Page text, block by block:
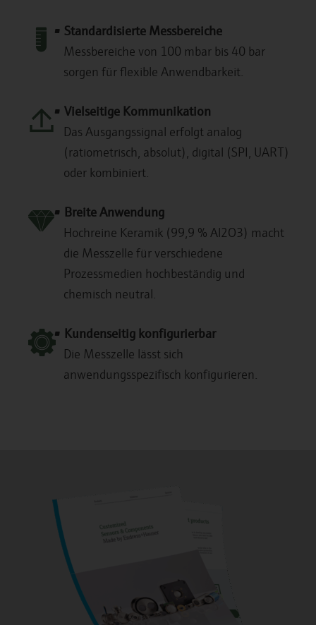
Standardisierte Messbereiche
Messbereiche von 100 mbar bis 40 bar
sorgen für flexible Anwendbarkeit.
Vielseitige Kommunikation
Das Ausgangssignal erfolgt analog
(ratiometrisch, absolut), digital (SPI, UART)
oder kombiniert.
Breite Anwendung
Hochreine Keramik (99,9 % Al2O3) macht
die Messzelle für verschiedene
Prozessmedien hochbeständig und
chemisch neutral.
Kundenseitig konfigurierbar
Die Messzelle lässt sich
anwendungsspezifisch konfigurieren.